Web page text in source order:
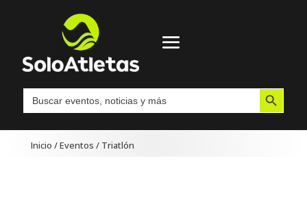
Buscar: Botón de búsqueda
Inicio /Eventos / Triatlón